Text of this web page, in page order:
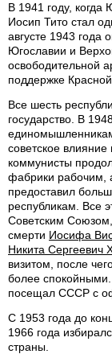
В 1941 году,
Иосип Тито стал
августе 1943 года
Югославии и
освободительной
поддержке
Все шесть
государство. В
советское
коммунисты
фабрики
предоставил
республикам. Все
Советским
смерти Иосифа
Никита Сергеевич
визитом, после
более спокойными.
посещал СССР с
С 1953 года до
1966 года
страны.